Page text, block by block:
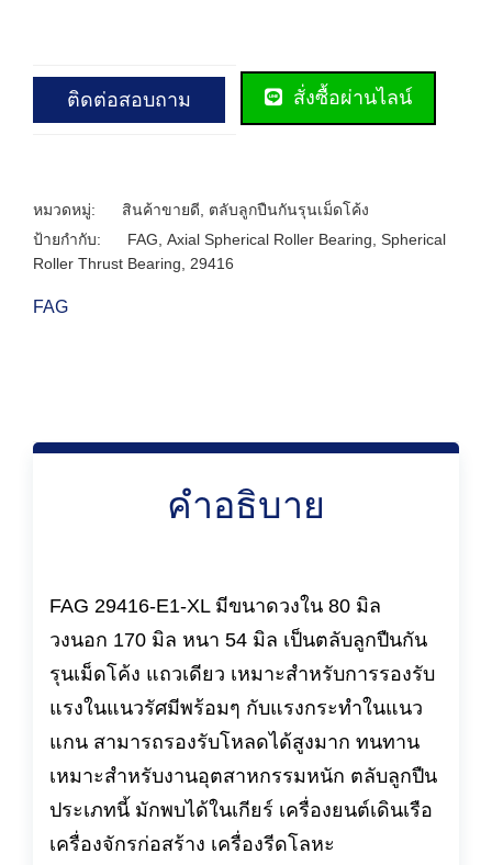
ติดต่อสอบถาม สั่งซื้อผ่านไลน์
หมวดหมู่: สินค้าขายดี
ตลับลูกปืนกันรุนเม็ดโค้ง
ป้ายกำกับ:
FAG Axial Spherical Roller Bearing Spherical
Roller Thrust Bearing
29416
FAG
คำอธิบาย
FAG 29416-E1-XL มีขนาดวงใน 80 มิล
วงนอก 170 มิล หนา 54 มิล เป็นตลับลูกปืนกัน
รุนเม็ดโค้ง แถวเดียว เหมาะสำหรับการรองรับ
แรงในแนวรัศมีพร้อมๆ กับแรงกระทำในแนว
แกน สามารถรองรับโหลดได้สูงมาก ทนทาน
เหมาะสำหรับงานอุตสาหกรรมหนัก ตลับลูกปืน
ประเภทนี้ มักพบได้ในเกียร์ เครื่องยนต์เดินเรือ
เครื่องจักรก่อสร้าง เครื่องรีดโลหะ